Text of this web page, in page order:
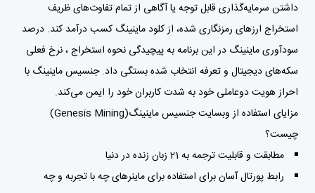
داشتن سرمایه‌گذاری قابل توجه یا آگاهی از تمام تفاوت‌های ظریف
استخراج ارزهای رمزنگاری شده، از کلود ماینینگ کسب درآمد کند. درصد
سودآوری ماینینگ در این برنامه به پیچیدگی نحوه استخراج ، نرخ فعلی
سکه‌های دیجیتال و تعرفه انتخاب شده بستگی داد. جنسیس ماینینگ با
احراز هویت دوعاملی خود به شدت کاربران خود را ایمن می‌کند.
مزایای استفاده از وبسایت جنسیس ماینینگ(Genesis Mining)
چیست؟
مطابقت و قابلیت ترجمه به 21 زبان زنده در دنیا
رابط پورتال آسان برای استفاده برای ماینرهای چه با تجربه و چه